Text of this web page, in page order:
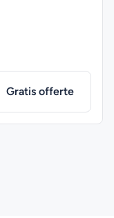
Gratis offerte